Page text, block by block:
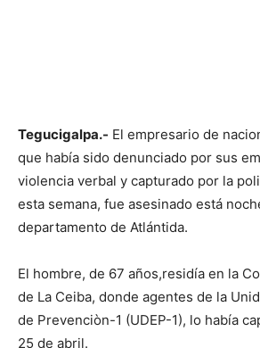
Tegucigalpa.- El empresario de
que había sido denunciado por sus
violencia verbal y capturado por la
esta semana, fue asesinado está
departamento de Atlántida.
El hombre, de 67 años,residía en la
de La Ceiba, donde agentes de la
de Prevenciòn-1 (UDEP-1), lo había
25 de abril.